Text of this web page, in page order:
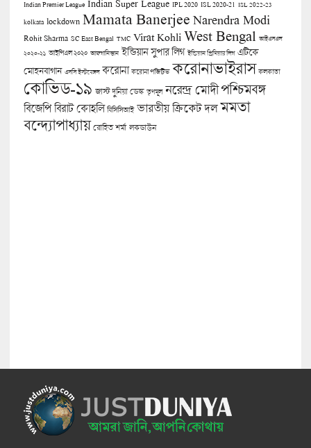
Indian Premier League Indian Super League IPL 2020 ISL 2020-21 ISL 2022-23
kolkata lockdown Mamata Banerjee Narendra Modi
Rohit Sharma SC East Bengal TMC Virat Kohli West Bengal আইএসএল
২০২০-২১ আইপিএল ২০২০ আফগানিস্তান ইন্ডিয়ান সুপার লিগ ইন্ডিয়ান প্রিমিয়ার লিগ এটিকে
মোহনবাগান এসসি ইস্টবেঙ্গল করোনা করোনা পজিটিভ করোনাভাইরাস কলকাতা
কোভিড-১৯ জাস্ট দুনিয়া ডেস্ক তৃণমূল নরেন্দ্র মোদী পশ্চিমবঙ্গ
বিজেপি বিরাট কোহলি বিসিসিআই ভারতীয় ক্রিকেট দল মমতা
বন্দ্যোপাধ্যায় রোহিত শর্মা লকডাউন